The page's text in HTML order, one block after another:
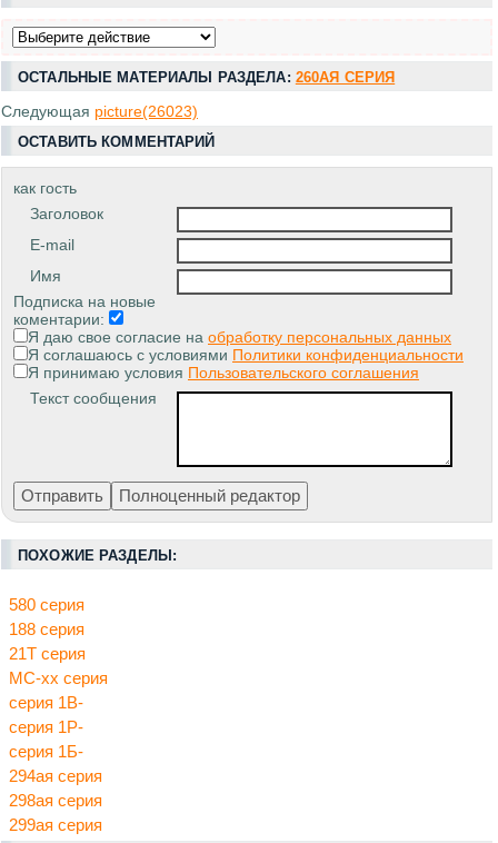
ОСТАЛЬНЫЕ МАТЕРИАЛЫ РАЗДЕЛА: 260АЯ СЕРИЯ
Следующая picture(26023)
ОСТАВИТЬ КОММЕНТАРИЙ
как гость
Заголовок
E-mail
Имя
Подписка на новые
коментарии:
Я даю свое согласие на обработку персональных данных
Я соглашаюсь с условиями Политики конфиденциальности
Я принимаю условия Пользовательского соглашения
Текст сообщения
ПОХОЖИЕ РАЗДЕЛЫ:
580 серия
188 серия
21Т серия
МС-хх серия
серия 1В-
серия 1Р-
серия 1Б-
294ая серия
298ая серия
299ая серия